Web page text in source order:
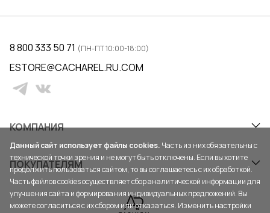
КОМПАНИЯ
ПОКУПАТЕЛЯМ
8 800 333 50 71 (ПН-ПТ 10:00-18:00)
ESTORE@CACHAREL.RU.COM
Данный сайт использует файлы cookies. Часть из них обязательны с
технической точки зрения и не могут быть отключены. Если вы хотите
продолжить пользоваться сайтом, то вы соглашаетесь с их обработкой.
Часть файлов cookies осуществляет сбор аналитической информации для
улучшения сайта и формирования индивидуальных предложений. Вы
можете согласиться с их сбором или отказаться. Изменить настройки